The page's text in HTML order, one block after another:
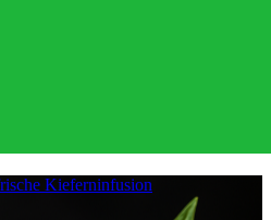
Kieferninfusion